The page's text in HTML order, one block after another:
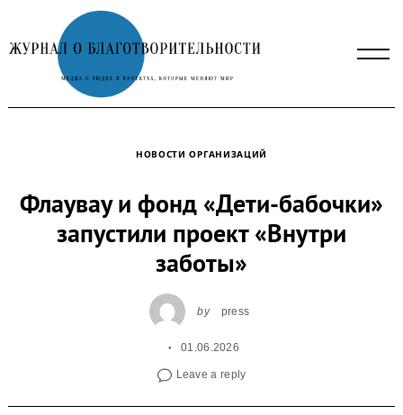
to
content
НОВОСТИ ОРГАНИЗАЦИЙ
Флаувау и фонд «Дети-бабочки»
запустили проект «Внутри
заботы»
by press
01.06.2026
Leave a reply